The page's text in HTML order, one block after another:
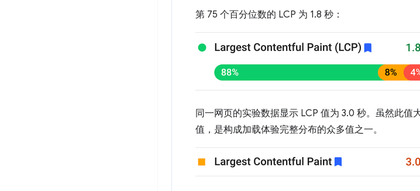
第 75 个百分位数的 LCP 为 1.8 秒：
同一网页的实验数据显示 LCP 值为 3.0 秒。虽然此值
值，是构成加载体验完整分布的众多值之一。